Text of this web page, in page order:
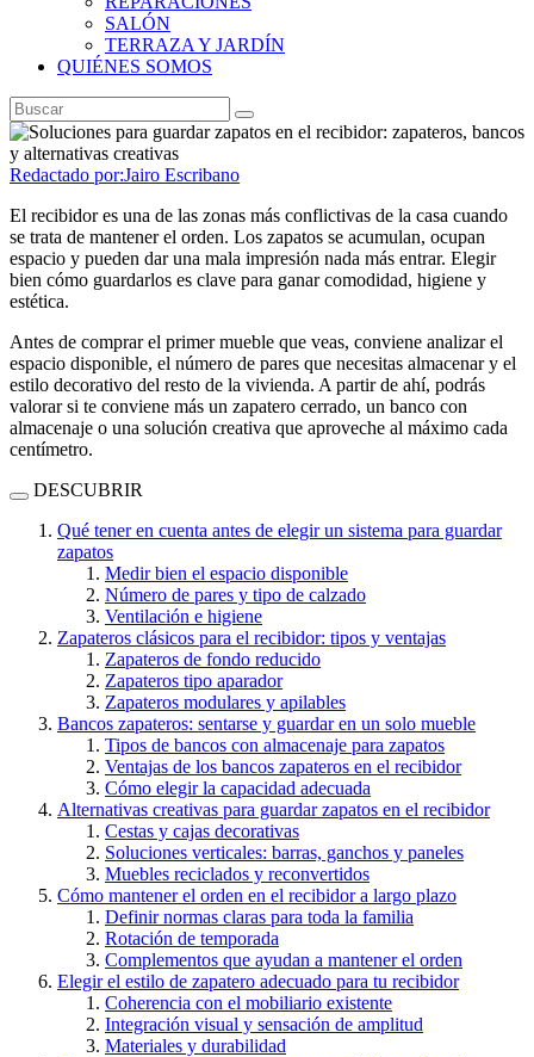
SALÓN
TERRAZA Y JARDÍN
QUIÉNES SOMOS
Redactado por:Jairo Escribano
El recibidor es una de las zonas más conflictivas de la casa cuando
se trata de mantener el orden. Los zapatos se acumulan, ocupan
espacio y pueden dar una mala impresión nada más entrar. Elegir
bien cómo guardarlos es clave para ganar comodidad, higiene y
estética.
Antes de comprar el primer mueble que veas, conviene analizar el
espacio disponible, el número de pares que necesitas almacenar y el
estilo decorativo del resto de la vivienda. A partir de ahí, podrás
valorar si te conviene más un zapatero cerrado, un banco con
almacenaje o una solución creativa que aproveche al máximo cada
centímetro.
DESCUBRIR
Qué tener en cuenta antes de elegir un sistema para guardar
zapatos
Medir bien el espacio disponible
Número de pares y tipo de calzado
Ventilación e higiene
Zapateros clásicos para el recibidor: tipos y ventajas
Zapateros de fondo reducido
Zapateros tipo aparador
Zapateros modulares y apilables
Bancos zapateros: sentarse y guardar en un solo mueble
Tipos de bancos con almacenaje para zapatos
Ventajas de los bancos zapateros en el recibidor
Cómo elegir la capacidad adecuada
Alternativas creativas para guardar zapatos en el recibidor
Cestas y cajas decorativas
Soluciones verticales: barras, ganchos y paneles
Muebles reciclados y reconvertidos
Cómo mantener el orden en el recibidor a largo plazo
Definir normas claras para toda la familia
Rotación de temporada
Complementos que ayudan a mantener el orden
Elegir el estilo de zapatero adecuado para tu recibidor
Coherencia con el mobiliario existente
Integración visual y sensación de amplitud
Materiales y durabilidad